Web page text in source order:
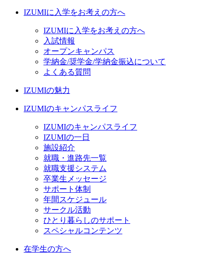
IZUMIに入学をお考えの方へ
IZUMIに入学をお考えの方へ
入試情報
オープンキャンパス
学納金/奨学金/学納金振込について
よくある質問
IZUMIの魅力
IZUMIのキャンパスライフ
IZUMIのキャンパスライフ
IZUMIの一日
施設紹介
就職・進路先一覧
就職支援システム
卒業生メッセージ
サポート体制
年間スケジュール
サークル活動
ひとり暮らしのサポート
スペシャルコンテンツ
在学生の方へ